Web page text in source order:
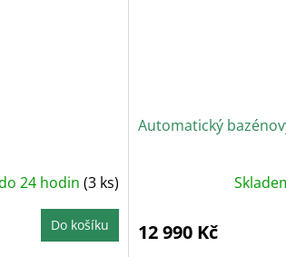
24 hodin (3 ks)
Do košíku
Automatický
12 990 Kč